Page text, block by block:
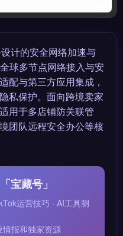
计的安全网络加速与
球多节点网络接入与安
配与第三方应用集成，
私保护。面向跨境卖家
用于多店铺防关联管
团队远程安全办公等核
宝藏号」
运营技巧 · AI工具测
报和独家资源